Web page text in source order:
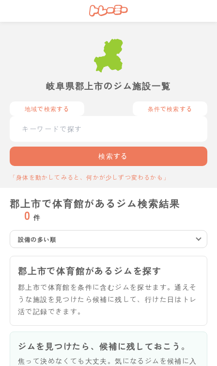
岐阜県郡上市のジム施設一覧
地域で検索する 条件で検索する
検索する
「身体を動かしてみると、何かが少しずつ変わるかも」
郡上市で体育館があるジム検索結果
0 件
設備の多い順
郡上市で体育館があるジムを探す
郡上市で体育館を条件に含むジムを探せます。通えそ
うな施設を見つけたら候補に残して、行けた日はトレ
活で記録できます。
ジムを見つけたら、候補に残しておこう。
焦って決めなくても大丈夫。気になるジムを候補に入